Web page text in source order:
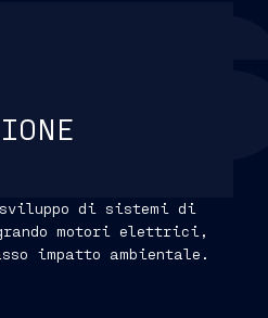
di sistemi di
motori elettrici,
impatto ambientale.